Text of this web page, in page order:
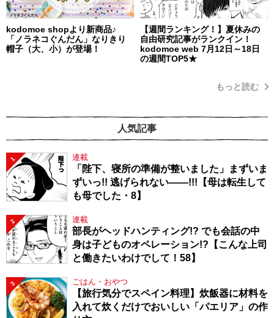
kodomoe shopより新商品♪
「ノラネコぐんだん」なりきり
帽子（大、小）が登場！
【週間ランキング！】夏休みの
自由研究記事がランクイン！
kodomoe web 7月12日～18日
の週間TOP5★
もっと読む
人気記事
1 連載
「陛下、寝所の準備が整いました」まずいま
ずいっ!! 逃げられない――!!!【母は転生して
も母でした・8】
2 連載
部長がヘッドハンティング!? でも会話の中
身は子どものオペレーション!?【こんな上司
と働きたいわけでして！58】
3 ごはん・おやつ
【旅行気分でスペイン料理】炊飯器に材料を
入れて炊くだけでおいしい「パエリア」の作